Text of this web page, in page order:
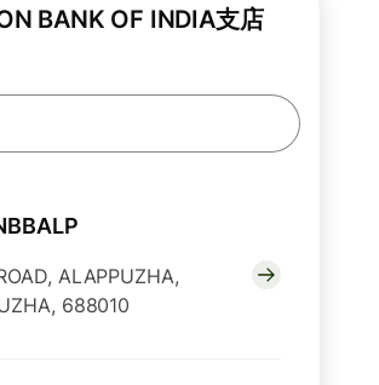
BANK OF INDIA支店
ALAPPUZHA,
688010